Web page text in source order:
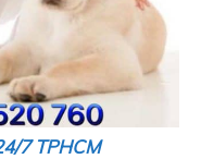
7 TPHCM